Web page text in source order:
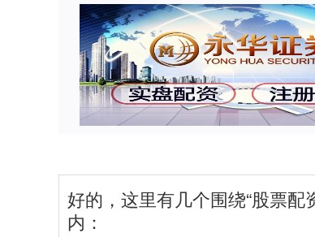
好的，这里有几个围绕“股票
内：